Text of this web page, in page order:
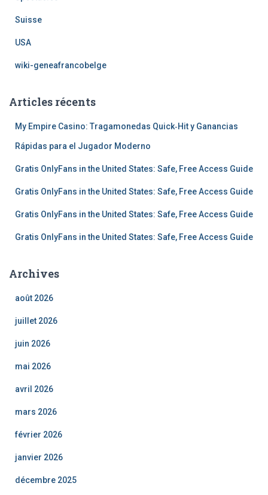
Suisse
USA
wiki-geneafrancobelge
Articles récents
My Empire Casino: Tragamonedas Quick‑Hit y Ganancias
Rápidas para el Jugador Moderno
Gratis OnlyFans in the United States: Safe, Free Access Guide
Gratis OnlyFans in the United States: Safe, Free Access Guide
Gratis OnlyFans in the United States: Safe, Free Access Guide
Gratis OnlyFans in the United States: Safe, Free Access Guide
Archives
août 2026
juillet 2026
juin 2026
mai 2026
avril 2026
mars 2026
février 2026
janvier 2026
décembre 2025